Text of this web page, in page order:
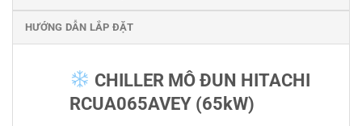
HƯỚNG DẪN LẮP ĐẶT
CHILLER MÔ ĐUN HITACHI
RCUA065AVEY (65kW)